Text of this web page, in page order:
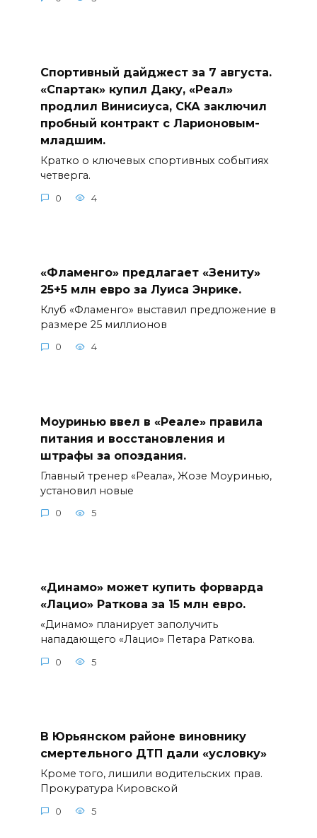
Спортивный дайджест за 7 августа.
«Спартак» купил Даку, «Реал»
продлил Винисиуса, СКА заключил
пробный контракт с Ларионовым-
младшим.
Кратко о ключевых спортивных событиях
четверга.
0 4
«Фламенго» предлагает «Зениту»
25+5 млн евро за Луиса Энрике.
Клуб «Фламенго» выставил предложение в
размере 25 миллионов
0 4
Моуринью ввел в «Реале» правила
питания и восстановления и
штрафы за опоздания.
Главный тренер «Реала», Жозе Моуринью,
установил новые
0 5
«Динамо» может купить форварда
«Лацио» Раткова за 15 млн евро.
«Динамо» планирует заполучить
нападающего «Лацио» Петара Раткова.
0 5
В Юрьянском районе виновнику
смертельного ДТП дали «условку»
Кроме того, лишили водительских прав.
Прокуратура Кировской
0 5